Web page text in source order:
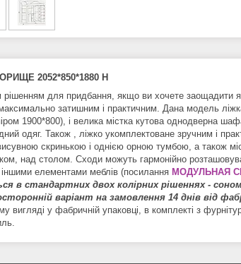
2052*850*1880 Н
для придбання, якщо ви хочете заощадити
затишним і практичним. Дана модель
1900*800), і велика містка кутова однодверна
одяг. Також , ліжко укомплектоване зручним і
скринькою і однією орною тумбою, а також
над столом. Сходи можуть гармонійно
елементами меблів (посилання МОДУЛЬНАЯ
в стандартних двох колірних рішеннях -
варіант на замовлення 14 днів від
вигляді у фабричній упаковці, в комплекті з